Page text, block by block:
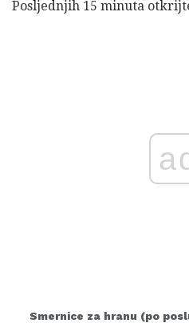
Posljednjih 15 minuta
Smernice za hranu (po